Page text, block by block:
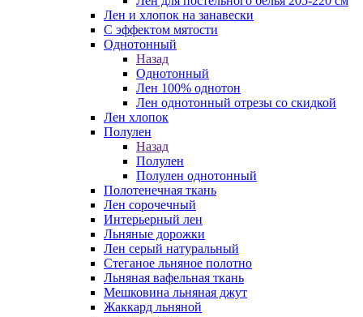
Лен и хлопок на занавески
С эффектом мятости
Однотонный
Назад
Однотонный
Лен 100% однотон
Лен однотонный отрезы со скидкой
Лен хлопок
Полулен
Назад
Полулен
Полулен однотонный
Полотенечная ткань
Лен сорочечный
Интерьерный лен
Льняные дорожки
Лен серый натуральный
Стеганое льняное полотно
Льняная вафельная ткань
Мешковина льняная джут
Жаккард льняной